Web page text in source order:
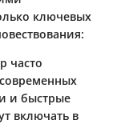
ключевых
часто
и быстрые
включать в